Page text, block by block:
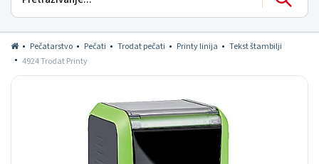
Pečatarstvo Pečati Trodat pečati Printy linija
Tekst štambilji
4924 Trodat Printy